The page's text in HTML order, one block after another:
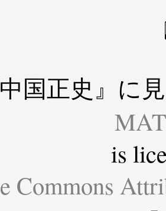
中国正史』に
is
Commons